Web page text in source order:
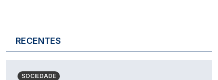
RECENTES
SOCIEDADE